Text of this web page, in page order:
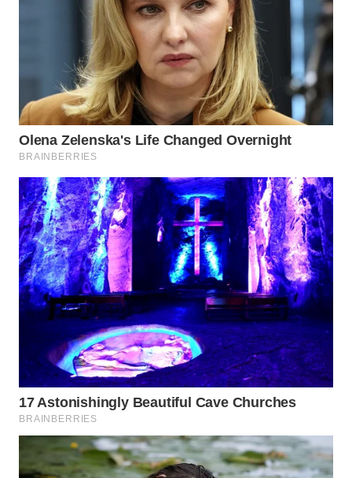
MADURA
WN
SURABAYA
WN
NATUNA
WN
BINTAN
WN
MANDALIKA
LIKUPANG
WN
LABUANBAJO
WN
BORNEO